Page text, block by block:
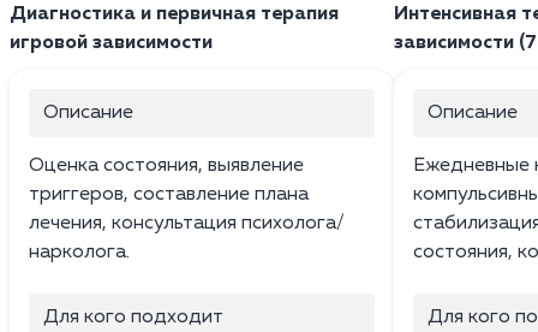
Диагностика и первичная терапия
игровой зависимости
Описание
Оценка состояния, выявление
триггеров, составление плана
лечения, консультация психолога/
нарколога.
Для кого подходит
Интенсивная
зависимости
Описание
Ежедневные
состояния,
Для кого